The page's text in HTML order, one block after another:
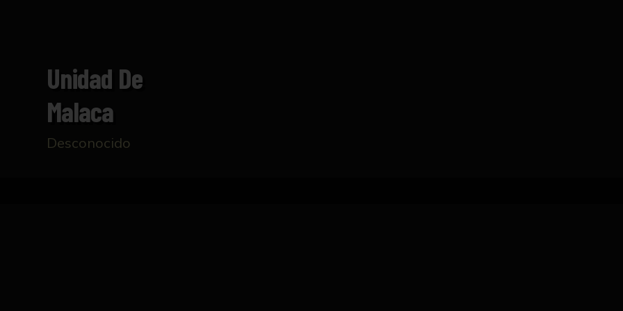
Unidad De
Malaca
Desconocido